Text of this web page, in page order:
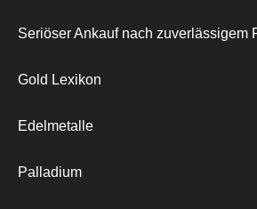
Seriöser Ankauf nach zuverlässigem
Gold Lexikon
Edelmetalle
Palladium